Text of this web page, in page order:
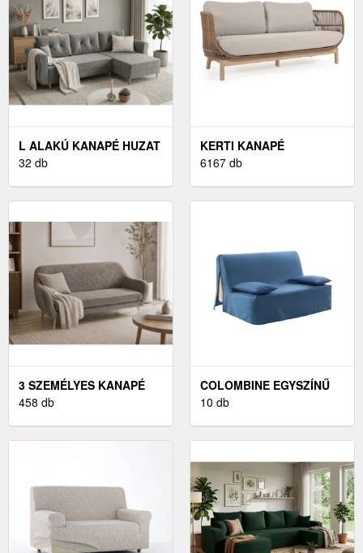
L ALAKÚ KANAPÉ HUZAT
32 db
KERTI KANAPÉ
6167 db
3 SZEMÉLYES KANAPÉ
458 db
COLOMBINE EGYSZÍNŰ
HARMONIKA
10 db